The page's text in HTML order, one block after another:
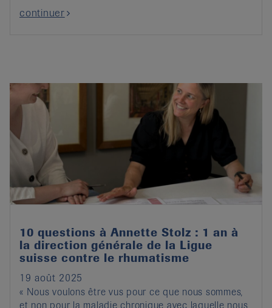
continuer
10 questions à Annette Stolz : 1 an à
la direction générale de la Ligue
suisse contre le rhumatisme
19 août 2025
« Nous voulons être vus pour ce que nous sommes,
et non pour la maladie chronique avec laquelle nous